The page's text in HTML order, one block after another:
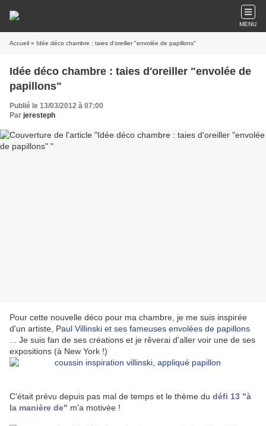
MENU
Accueil » Idée déco chambre : taies d'oreiller "envolée de papillons"
Idée déco chambre : taies d'oreiller "envolée de
papillons"
Publié le 13/03/2012 à 07:00
Par jeresteph
Pour cette nouvelle déco pour ma chambre, je me suis inspirée
d'un artiste, Paul Villinski et ses fameuses envolées de papillons
... Je suis fan de ses créations et je rêverai d'aller voir une de ses
expositions (à New York !)
C'était prévu depuis pas mal de temps et le thème du défi 13 "à
la manière de" m'a motivée !